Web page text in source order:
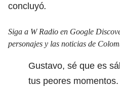
concluyó.
Siga a W Radio en Google
personajes y las noticias de
Gustavo, sé que es
tus peores momentos.